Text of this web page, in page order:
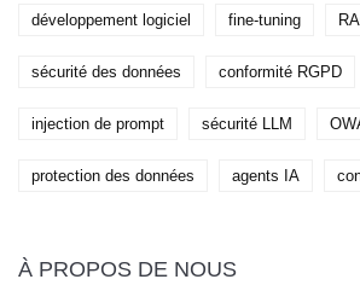
développement logiciel fine-tuning
sécurité des données conformité RGPD
injection de prompt sécurité LLM
protection des données agents IA
À PROPOS DE NOUS